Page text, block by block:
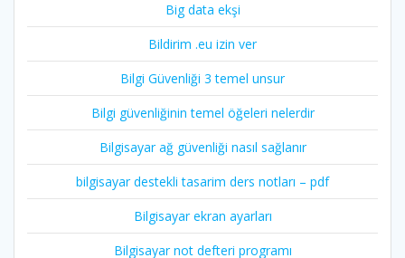
Big data ekşi
Bildirim .eu izin ver
Bilgi Güvenliği 3 temel unsur
Bilgi güvenliğinin temel öğeleri nelerdir
Bilgisayar ağ güvenliği nasıl sağlanır
bilgisayar destekli tasarim ders notları – pdf
Bilgisayar ekran ayarları
Bilgisayar not defteri programı